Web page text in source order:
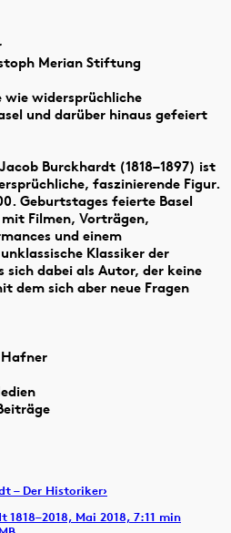
Merian Stiftung
wie widersprüchliche
und darüber hinaus gefeiert
Burckhardt (1818–1897) ist
faszinierende Figur.
Geburtstages feierte Basel
Filmen, Vorträgen,
und einem
Klassiker der
dabei als Autor, der keine
dem sich aber neue Fragen
– Der Historiker›
1818–2018, Mai 2018, 7:11 min